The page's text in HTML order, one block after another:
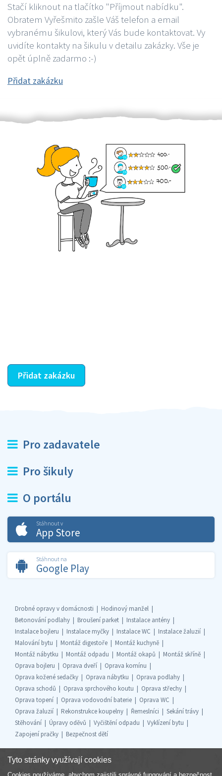
Stačí kliknout na tlačítko "Příjmout nabídku".
Obratem Vyřešmito zašle Váš telefon a email
vybranému šikulovi, který Vás bude kontaktovat. Vy
uvidíte kontakty na šikulu v detailu zakázky. Vše je
opět úplně zadarmo :-)
Přidat zakázku
Přidat zakázku
Pro zadavatele
Pro šikuly
O portálu
Stáhnout v
App Store
Stáhnout na
Google Play
Drobné opravy v domácnosti
Hodinový manžel
Betonování podlahy
Broušení parket
Instalace antény
Instalace bojleru
Instalace myčky Instalace WC
Instalace žaluzií
Malování bytu
Montáž digestoře
Montáž kuchyně
Montáž nábytku
Montáž odpadu Montáž okapů
Montáž skříně
Oprava bojleru
Oprava dveří
Oprava komínu
Oprava kožené sedačky
Oprava nábytku
Oprava podlahy
Oprava schodů
Oprava sprchového koutu
Oprava střechy
Oprava topení
Oprava vodovodní baterie
Oprava WC
Oprava žaluzií
Rekonstrukce koupelny Řemeslníci
Sekání trávy
Stěhování
Úpravy oděvů Vyčištění odpadu
Vyklízení bytu
Zapojení pračky
Bezpečnost dětí
Tyto stránky využívají cookies